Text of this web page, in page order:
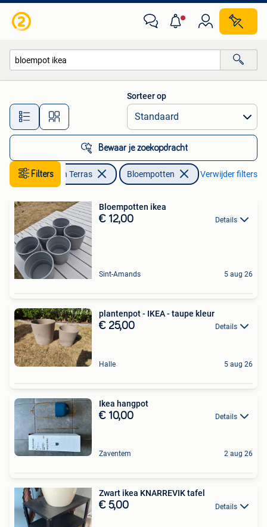
Alle afstanden…
Sorteer op
Bewaar je zoekopdracht
Filters
Tuin en Terras Bloempotten Verwijder filters
Bloempotten ikea
€ 12,00 Details
Sint-Amands 5 aug 26
plantenpot - IKEA - taupe kleur
€ 25,00 Details
Halle 5 aug 26
Ikea hangpot
€ 10,00 Details
Zaventem 2 aug 26
Zwart ikea KNARREVIK tafel
€ 5,00 Details